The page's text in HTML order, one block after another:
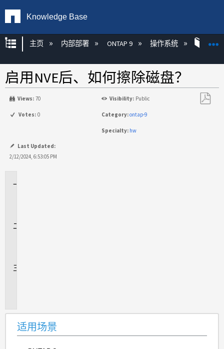
Knowledge Base
扩展/隐缩全局层次
主页 内部部署 ONTAP 9 操作系统
启用NVE后、如何擦除磁盘？
Views: 70 Visibility: Public
Votes: 0 Category:ontap-9
Specialty: hw
Last Updated:
2/12/2024, 6:53:05 PM
适用场景